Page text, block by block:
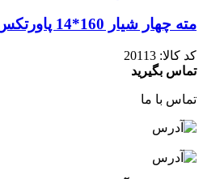
مته چهار شیار 160*14 پاورتکس
کد کالا: 20113
تماس بگیرید
تماس با ما